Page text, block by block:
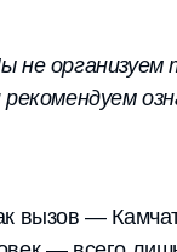
организуем
вызов —